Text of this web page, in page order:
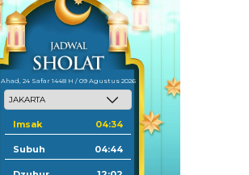
Ahad, 24 Safar 1448 H / 09 Agustus 2026
Imsak 04:34
Subuh 04:44